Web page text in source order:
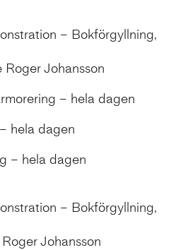
– Bokförgyllning,
Johansson
– hela dagen
hela dagen
– hela dagen
– Bokförgyllning,
Johansson